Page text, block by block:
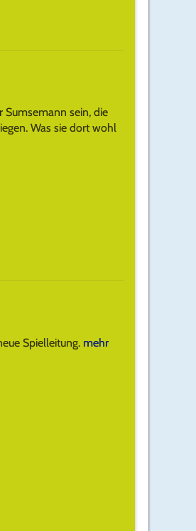
Sumsemann sein, die
Was sie dort wohl
Spielleitung. mehr